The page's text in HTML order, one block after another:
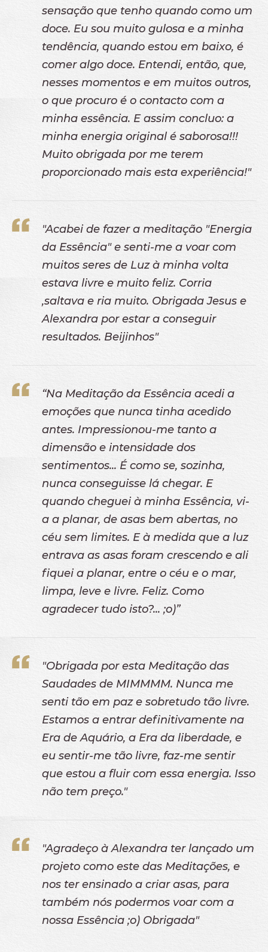
sensação que tenho quando como um
doce. Eu sou muito gulosa e a minha
tendência, quando estou em baixo, é
comer algo doce. Entendi, então, que,
nesses momentos e em muitos outros,
o que procuro é o contacto com a
minha essência. E assim concluo: a
minha energia original é saborosa!!!
Muito obrigada por me terem
proporcionado mais esta experiência!"
"Acabei de fazer a meditação "Energia
da Essência" e senti-me a voar com
muitos seres de Luz à minha volta
estava livre e muito feliz. Corria
,saltava e ria muito. Obrigada Jesus e
Alexandra por estar a conseguir
resultados. Beijinhos"
“Na Meditação da Essência acedi a
emoções que nunca tinha acedido
antes. Impressionou-me tanto a
dimensão e intensidade dos
sentimentos... É como se, sozinha,
nunca conseguisse lá chegar. E
quando cheguei à minha Essência, vi-
a a planar, de asas bem abertas, no
céu sem limites. E à medida que a luz
entrava as asas foram crescendo e ali
fiquei a planar, entre o céu e o mar,
limpa, leve e livre. Feliz. Como
agradecer tudo isto?... ;o)”
"Obrigada por esta Meditação das
Saudades de MIMMMM. Nunca me
senti tão em paz e sobretudo tão livre.
Estamos a entrar definitivamente na
Era de Aquário, a Era da liberdade, e
eu sentir-me tão livre, faz-me sentir
que estou a fluir com essa energia. Isso
não tem preço."
"Agradeço à Alexandra ter lançado um
projeto como este das Meditações, e
nos ter ensinado a criar asas, para
também nós podermos voar com a
nossa Essência ;o) Obrigada"